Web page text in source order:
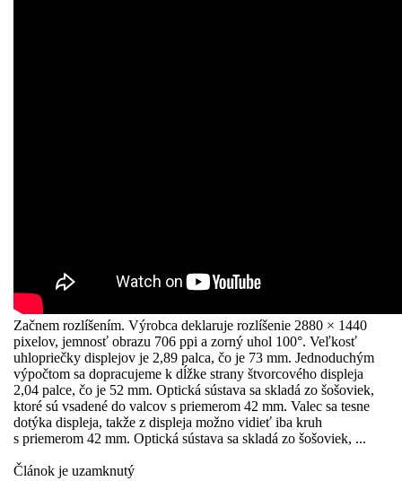
Začnem rozlíšením. Výrobca deklaruje rozlíšenie 2880 × 1440
pixelov, jemnosť obrazu 706 ppi a zorný uhol 100°. Veľkosť
uhlopriečky displejov je 2,89 palca, čo je 73 mm. Jednoduchým
výpočtom sa dopracujeme k dĺžke strany štvorcového displeja
2,04 palce, čo je 52 mm. Optická sústava sa skladá zo šošoviek,
ktoré sú vsadené do valcov s priemerom 42 mm. Valec sa tesne
dotýka displeja, takže z displeja možno vidieť iba kruh
s priemerom 42 mm. Optická sústava sa skladá zo šošoviek, ...
Článok je uzamknutý